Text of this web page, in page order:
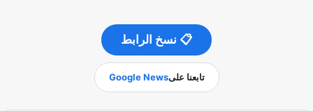
📋 نسخ الرابط
تابعنا علىGoogle News